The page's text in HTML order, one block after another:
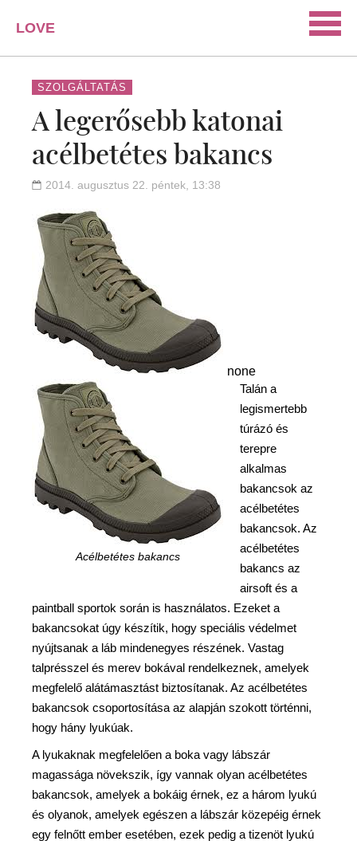
LOVE
PORTAL
SZERELEM
ISMERKEDÉS
PÁRKAPCSOLAT
HÁZASSÁG
SZOLGÁLTATÁS
A legerősebb katonai
acélbetétes bakancs
2014. augusztus 22. péntek, 13:38
none
Acélbetétes bakancs
Talán a
legismertebb
túrázó és
terepre
alkalmas
bakancsok az
acélbetétes
bakancsok. Az
acélbetétes
bakancs az
airsoft és a
paintball sportok során is használatos. Ezeket a
bakancsokat úgy készítik, hogy speciális védelmet
nyújtsanak a láb mindenegyes részének. Vastag
talprésszel és merev bokával rendelkeznek, amelyek
megfelelő alátámasztást biztosítanak. Az acélbetétes
bakancsok csoportosítása az alapján szokott történni,
hogy hány lyukúak.
A lyukaknak megfelelően a boka vagy lábszár
magassága növekszik, így vannak olyan acélbetétes
bakancsok, amelyek a bokáig érnek, ez a három lyukú
és olyanok, amelyek egészen a lábszár közepéig érnek
egy felnőtt ember esetében, ezek pedig a tizenöt lyukú